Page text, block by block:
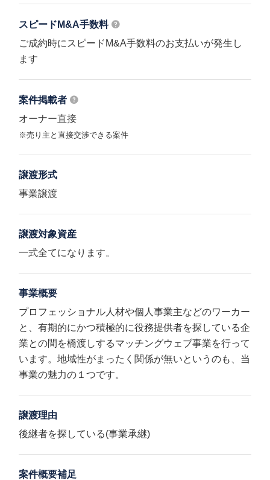
スピードM&A手数料
ご成約時にスピードM&A手数料のお支払いが発生し
ます
案件掲載者
オーナー直接
※売り主と直接交渉できる案件
譲渡形式
事業譲渡
譲渡対象資産
一式全てになります。
事業概要
プロフェッショナル人材や個人事業主などのワーカー
と、有期的にかつ積極的に役務提供者を探している企
業との間を橋渡しするマッチングウェブ事業を行って
います。地域性がまったく関係が無いというのも、当
事業の魅力の１つです。
譲渡理由
後継者を探している(事業承継)
案件概要補足